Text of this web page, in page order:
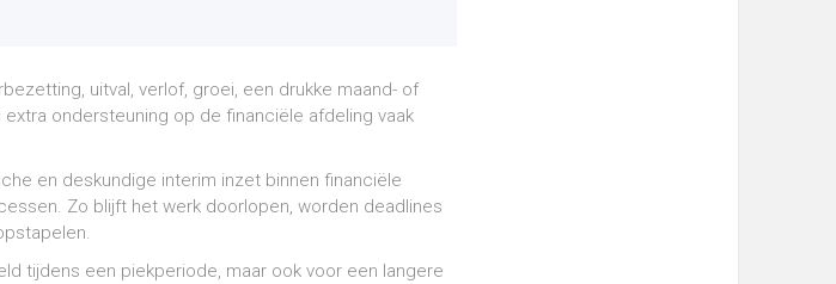
uitval, verlof, groei, een drukke maand- of
ondersteuning op de financiële afdeling vaak
en deskundige interim inzet binnen financiële
Zo blijft het werk doorlopen, worden deadlines
tijdens een piekperiode, maar ook voor een langere